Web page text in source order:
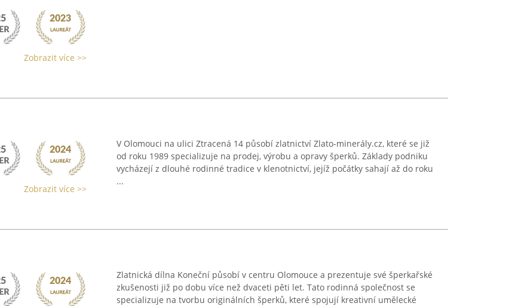
Zobrazit více >>
Zobrazit více >>
V Olomouci na ulici Ztracená 14 působí zlatnictví Zlato-minerály.cz, které se již
od roku 1989 specializuje na prodej, výrobu a opravy šperků. Základy podniku
vycházejí z dlouhé rodinné tradice v klenotnictví, jejíž počátky sahají až do roku
...
Zlatnická dílna Koneční působí v centru Olomouce a prezentuje své šperkařské
zkušenosti již po dobu více než dvaceti pěti let. Tato rodinná společnost se
specializuje na tvorbu originálních šperků, které spojují kreativní umělecké